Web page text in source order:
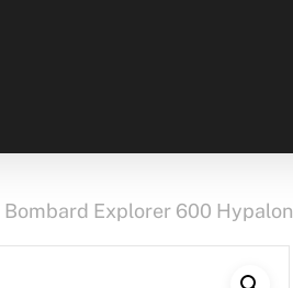
Bombard Explorer 600 Hypalon